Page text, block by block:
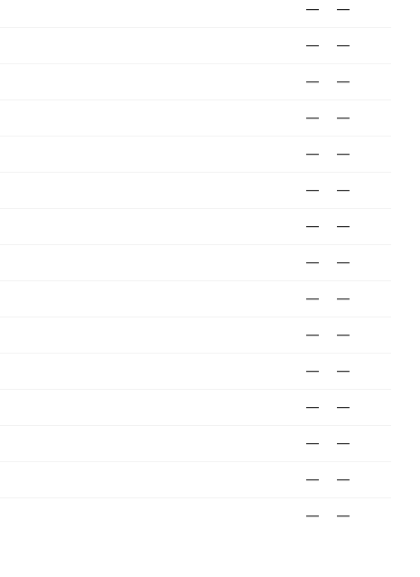
— —
— —
— —
— —
— —
— —
— —
— —
— —
— —
— —
— —
— —
— —
— —